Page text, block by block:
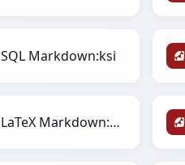
SQL Markdown:ksi
LaTeX Markdown:ksi